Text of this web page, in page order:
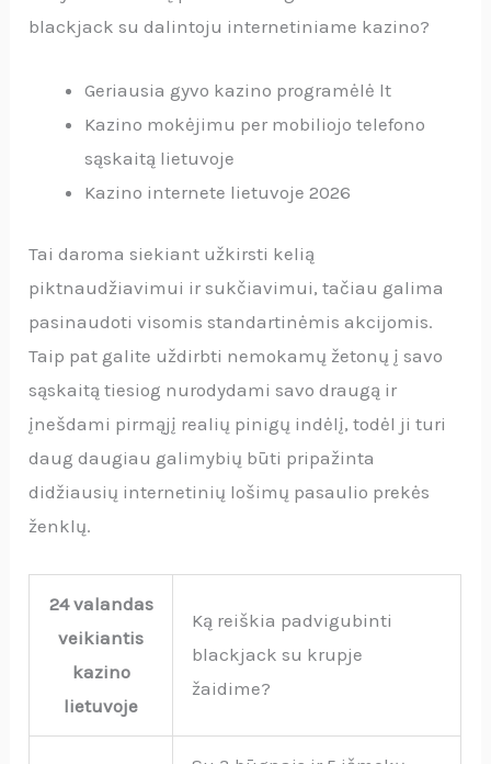
blackjack su dalintoju internetiniame kazino?
Geriausia gyvo kazino programėlė lt
Kazino mokėjimu per mobiliojo telefono
sąskaitą lietuvoje
Kazino internete lietuvoje 2026
Tai daroma siekiant užkirsti kelią
piktnaudžiavimui ir sukčiavimui, tačiau galima
pasinaudoti visomis standartinėmis akcijomis.
Taip pat galite uždirbti nemokamų žetonų į savo
sąskaitą tiesiog nurodydami savo draugą ir
įnešdami pirmąjį realių pinigų indėlį, todėl ji turi
daug daugiau galimybių būti pripažinta
didžiausių internetinių lošimų pasaulio prekės
ženklų.
24 valandas
veikiantis
kazino
lietuvoje
Ką reiškia padvigubinti
blackjack su krupje
žaidime?